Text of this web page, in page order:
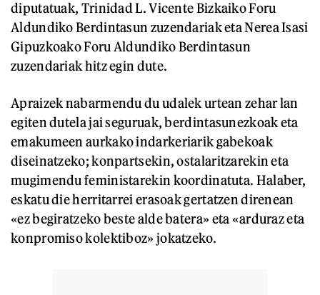
diputatuak, Trinidad L. Vicente Bizkaiko Foru
Aldundiko Berdintasun zuzendariak eta Nerea Isasi
Gipuzkoako Foru Aldundiko Berdintasun
zuzendariak hitz egin dute.
Apraizek nabarmendu du udalek urtean zehar lan
egiten dutela jai seguruak, berdintasunezkoak eta
emakumeen aurkako indarkeriarik gabekoak
diseinatzeko; konpartsekin, ostalaritzarekin eta
mugimendu feministarekin koordinatuta. Halaber,
eskatu die herritarrei erasoak gertatzen direnean
«ez begiratzeko beste alde batera» eta «arduraz eta
konpromiso kolektiboz» jokatzeko.